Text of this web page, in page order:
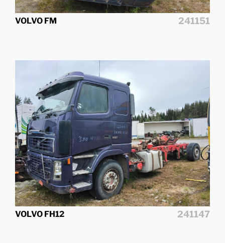
VOLVO FM 241151
VOLVO FH12 241147